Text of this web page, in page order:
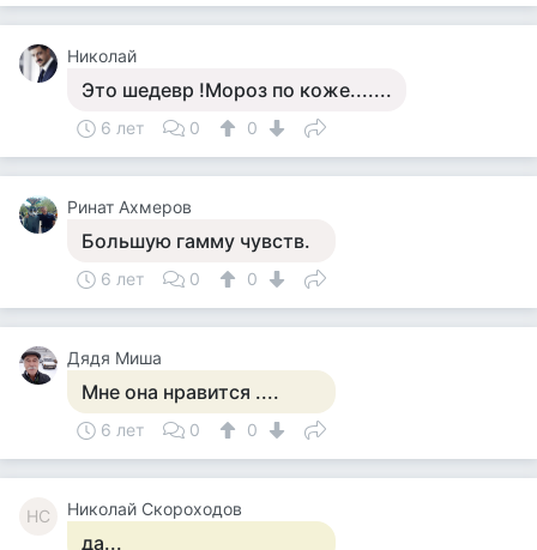
Николай
Это шедевр !Мороз по коже.......
6 лет 0 0
Ринат Ахмеров
Большую гамму чувств.
6 лет 0 0
Дядя Миша
Мне она нравится ....
6 лет 0 0
НС Николай Скороходов
да...